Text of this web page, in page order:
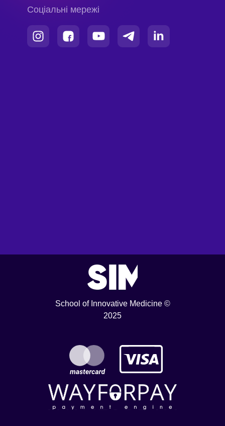
Соціальні мережі
School of Innovative Medicine ©
2025